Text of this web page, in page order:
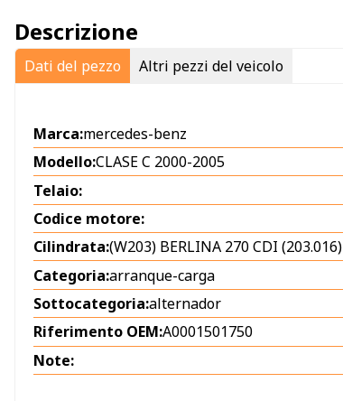
Descrizione
Dati del pezzo Altri pezzi del veicolo
Marca:mercedes-benz
Modello:CLASE C 2000-2005
Telaio:
Codice motore:
Cilindrata:(W203) BERLINA 270 CDI (203.016)
Categoria:arranque-carga
Sottocategoria:alternador
Riferimento OEM:A0001501750
Note: